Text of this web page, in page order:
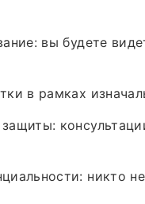
вы будете
в рамках
никто